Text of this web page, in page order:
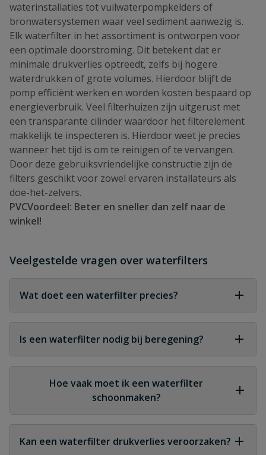
waterinstallaties tot vuilwaterpompkelders of
bronwatersystemen waar veel sediment aanwezig is.
Elk waterfilter in het assortiment is ontworpen voor
een optimale doorstroming. Dit betekent dat er
minimale drukverlies optreedt, zelfs bij hogere
waterdrukken of grote volumes. Hierdoor blijft de
pomp efficiënt werken en worden kosten bespaard op
energieverbruik. Veel filterhuizen zijn uitgerust met
een transparante cilinder waardoor het filterelement
makkelijk te inspecteren is. Hierdoor weet je precies
wanneer het tijd is om te reinigen of te vervangen.
Door deze gebruiksvriendelijke constructie zijn de
filters geschikt voor zowel ervaren installateurs als
doe-het-zelvers.
PVCVoordeel: Beter en sneller dan zelf naar de
winkel!
Veelgestelde vragen over waterfilters
Wat doet een waterfilter precies?
Een waterfilter verwijdert vuil, zand, slib en andere
deeltjes uit water zodat pompen en installaties
Is een waterfilter nodig bij beregening?
Ja, omdat vuil anders sproeiers en druppelslangen
kan verstoppen.
Hoe vaak moet ik een waterfilter
schoonmaken?
Dit hangt af van de waterkwaliteit, maar
regelmatig controleren is aan te raden.
Kan een waterfilter drukverlies veroorzaken?